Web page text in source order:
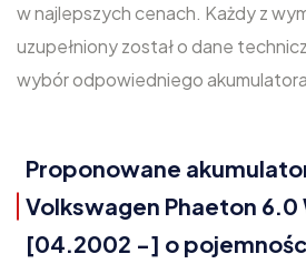
w najlepszych cenach. Każdy z
uzupełniony został o dane
wybór odpowiedniego
Proponowane
Volkswagen Phaeton 6.0
[04.2002 -] o